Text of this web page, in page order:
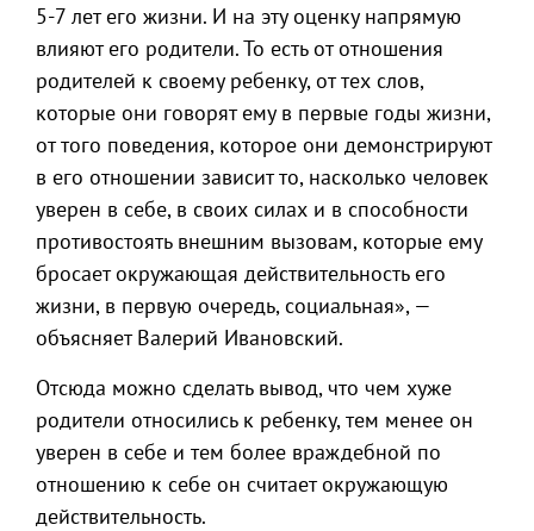
5-7 лет его жизни. И на эту оценку напрямую
влияют его родители. То есть от отношения
родителей к своему ребенку, от тех слов,
которые они говорят ему в первые годы жизни,
от того поведения, которое они демонстрируют
в его отношении зависит то, насколько человек
уверен в себе, в своих силах и в способности
противостоять внешним вызовам, которые ему
бросает окружающая действительность его
жизни, в первую очередь, социальная», —
объясняет Валерий Ивановский.
Отсюда можно сделать вывод, что чем хуже
родители относились к ребенку, тем менее он
уверен в себе и тем более враждебной по
отношению к себе он считает окружающую
действительность.